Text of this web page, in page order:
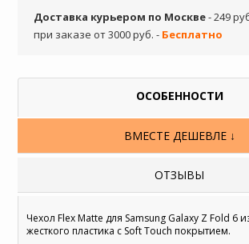
Доставка курьером по Москве- 249
при заказе от 3000 руб. - Бесплатно
ОСОБЕННОСТИ
ВМЕСТЕ ДЕШЕВЛЕ ↓
ОТЗЫВЫ
Чехол Flex Matte для Samsung Galaxy Z Fold 6
жесткого пластика с Soft Touch покрытием.